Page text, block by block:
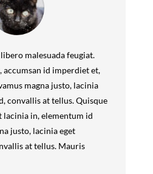
malesuada feugiat.
id imperdiet et,
magna justo, lacinia
convallis at tellus. Quisque
in, elementum id
justo, lacinia eget
at tellus. Mauris